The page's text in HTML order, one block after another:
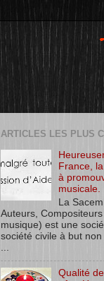
ARTICLES LES PLUS
France,
à
musicale.
La
Auteurs,
musique) est une
société civile à but
...
Qualité